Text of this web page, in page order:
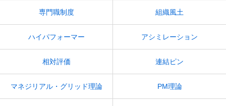
専門職制度 組織風土
ハイパフォーマー アシミレーション
相対評価 連結ピン
マネジリアル・グリッド理論 PM理論